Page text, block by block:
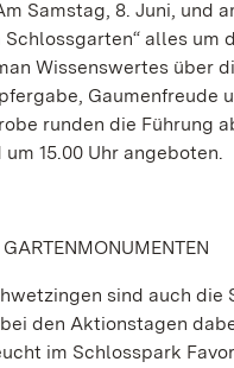
Samstag, 8. Juni, und
alles um
Wissenswertes über
Gaumenfreude
runden die Führung
um 15.00 Uhr angeboten.
GARTENMONUMENTEN
sind auch
den Aktionstagen
im Schlosspark